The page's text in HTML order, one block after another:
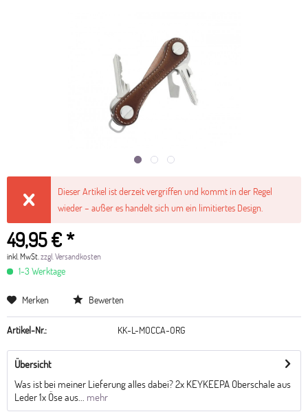
Dieser Artikel ist derzeit vergriffen und kommt in der Regel
wieder – außer es handelt sich um ein limitiertes Design.
49,95 € *
inkl. MwSt. zzgl. Versandkosten
1-3 Werktage
Merken Bewerten
Artikel-Nr.: KK-L-MOCCA-ORG
Übersicht
Was ist bei meiner Lieferung alles dabei? 2x KEYKEEPA Oberschale aus
Leder 1x Öse aus...
mehr